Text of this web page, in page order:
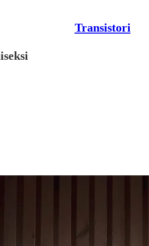
Transistori